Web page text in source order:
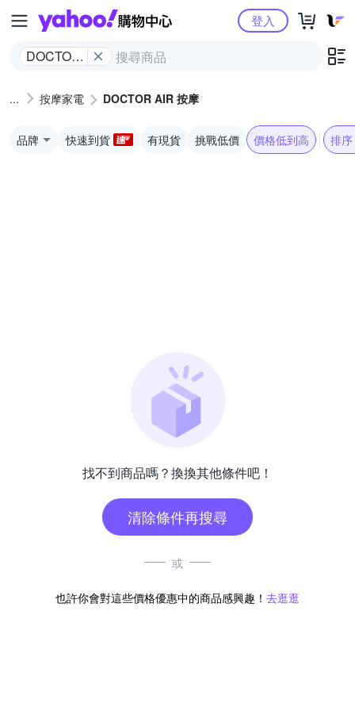
Yahoo購物中心
DOCTOR
登入
按摩家電 DOCTOR AIR 按摩
品牌 快速到貨 有現貨 挑戰低價 價格低到高 排序
找不到商品嗎？換換其他條件吧！
清除條件再搜尋
或
也許你會對這些價格優惠中的商品感興趣！ 去逛逛